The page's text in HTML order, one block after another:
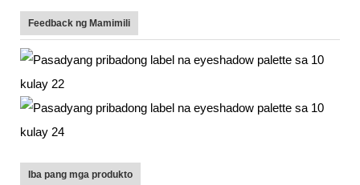
Feedback ng Mamimili
Iba pang mga produkto